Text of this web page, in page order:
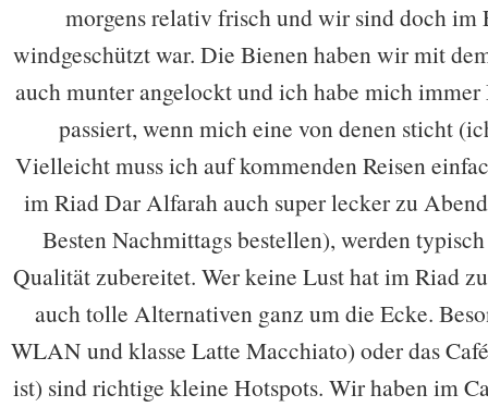
morgens relativ frisch und wir sind doch im
windgeschützt war. Die Bienen haben wir mit
auch munter angelockt und ich habe mich
passiert, wenn mich eine von denen sticht
Vielleicht muss ich auf kommenden Reisen
im Riad Dar Alfarah auch super lecker zu
Besten Nachmittags bestellen), werden
Qualität zubereitet. Wer keine Lust hat im Riad
auch tolle Alternativen ganz um die Ecke.
WLAN und klasse Latte Macchiato) oder das
ist) sind richtige kleine Hotspots. Wir haben im